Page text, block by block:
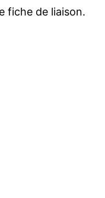
fiche de liaison.